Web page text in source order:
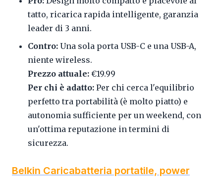
tatto, ricarica rapida intelligente, garanzia
leader di 3 anni.
Contro: Una sola porta USB-C e una USB-A,
niente wireless.
Prezzo attuale: €19.99
Per chi è adatto: Per chi cerca l'equilibrio
perfetto tra portabilità (è molto piatto) e
autonomia sufficiente per un weekend, con
un'ottima reputazione in termini di
sicurezza.
Belkin Caricabatteria portatile, power